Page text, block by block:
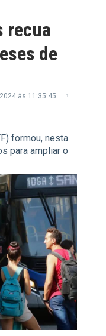
recua
de
às 11:35:45
formou, nesta
para ampliar o